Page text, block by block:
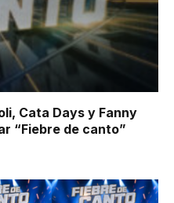
Cata Days y Fanny
“Fiebre de canto”